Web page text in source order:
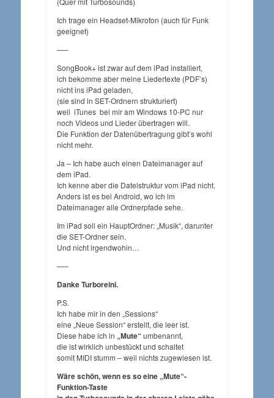
Ich trage ein Headset-Mikrofon (auch für Funk
geeignet)
—–
SongBook+ ist zwar auf dem iPad installiert,
ich bekomme aber meine Liedertexte (PDF’s)
nicht ins iPad geladen,
(sie sind in SET-Ordnern strukturiert)
weil iTunes bei mir am Windows 10-PC nur
noch Videos und Lieder übertragen will.
Die Funktion der Datenübertragung gibt’s wohl
nicht mehr.
Ja – Ich habe auch einen Dateimanager auf
dem iPad.
Ich kenne aber die Dateistruktur vom iPad nicht.
Anders ist es bei Android, wo ich im
Dateimanager alle Ordnerpfade sehe.
Im iPad soll ein HauptOrdner: „Musik“, darunter
die SET-Ordner sein.
Und nicht irgendwohin…
—–
Danke Turboreini.
P.S.
Ich habe mir in den „Sessions“
eine „Neue Session“ erstellt, die leer ist.
Diese habe ich in „Mute“umbenannt,
die ist wirklich unbestückt und schaltet
somit MIDI stumm – weil nichts zugewiesen ist.
Wäre schön, wenn es so eine „Mute“-
Funktion-Taste